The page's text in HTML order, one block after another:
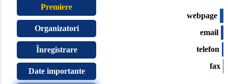
Premiere
Organizatori
Înregistrare
Date importante
webpage
email
telefon
fax